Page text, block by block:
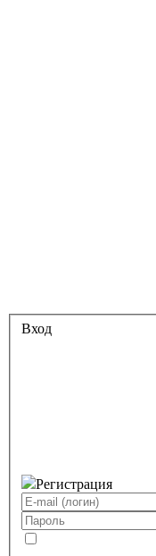
Вход
Регистрация